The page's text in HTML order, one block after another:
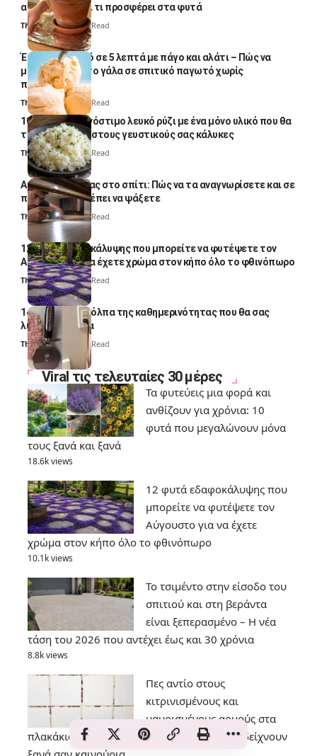
απλό κόλπο και τι προσφέρει στα φυτά
Thali Ombre4 Min Read
Έτοιμο παγωτό σε 5 λεπτά με πάγο και αλάτι – Πώς να
μετατρέψετε το γάλα σε σπιτικό παγωτό χωρίς
παγωτομηχανή
Thali Ombre 4 Min Read
10 φορές ποιο νόστιμο λευκό ρύζι με ένα μόνο υλικό που θα
το απογειώσει στους γευστικούς σας κάλυκες
Thali Ombre4 Min Read
Αυγά κατσαρίδας στο σπίτι: Πώς να τα αναγνωρίσετε και σε
ποια σημεία πρέπει να ψάξετε
Thali Ombre4 Min Read
12 φυτά εδαφοκάλυψης που μπορείτε να φυτέψετε τον
Αύγουστο για να έχετε χρώμα στον κήπο όλο το φθινόπωρο
Thali Ombre7 Min Read
14 πανέξυπνα κόλπα της καθημερινότητας που θα σας
λύσουν τα χέρια
Thali Ombre 6 Min Read
Viral τις τελευταίες 30 μέρες
Τα φυτεύεις μια φορά και
ανθίζουν για χρόνια: 10
φυτά που μεγαλώνουν μόνα
τους ξανά και ξανά
18.6k views
12 φυτά εδαφοκάλυψης που
μπορείτε να φυτέψετε τον
Αύγουστο για να έχετε
χρώμα στον κήπο όλο το φθινόπωρο
10.1k views
Το τσιμέντο στην είσοδο του
σπιτιού και στη βεράντα
είναι ξεπερασμένο – Η νέα
τάση του 2026 που αντέχει έως και 30 χρόνια
8.8k views
Πες αντίο στους
κιτρινισμένους και
μαυρισμένους αρμούς στα
πλακάκια – Το απλό κόλπο που τα κάνει να δείχνουν